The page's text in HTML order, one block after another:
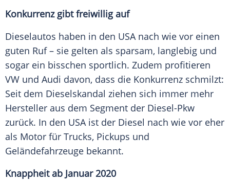
Konkurrenz gibt freiwillig auf
Dieselautos haben in den USAnach wie vor einen
guten Ruf – sie gelten als sparsam, langlebig und
sogar ein bisschen sportlich. Zudem profitieren
VW und Audi davon, dass die Konkurrenz schmilzt:
Seit dem Dieselskandal ziehen sich immer mehr
Hersteller aus dem Segment der Diesel-Pkw
zurück. In den USAist der Diesel nach wie vor eher
als Motor für Trucks, Pickups und
Geländefahrzeuge bekannt.
Knappheit ab Januar 2020